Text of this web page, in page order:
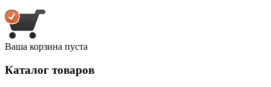
Ваша корзина пуста
Каталог товаров